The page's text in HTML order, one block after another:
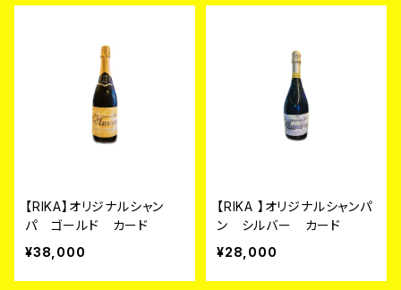
【RIKA】オリジナルシャン
パ ゴールド カード
¥38,000
【RIKA 】オリジナルシャンパ
ン シルバー カード
¥28,000